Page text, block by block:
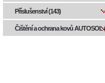
Příslušenství (143)
Čištění a ochrana kovů AUTOSOL